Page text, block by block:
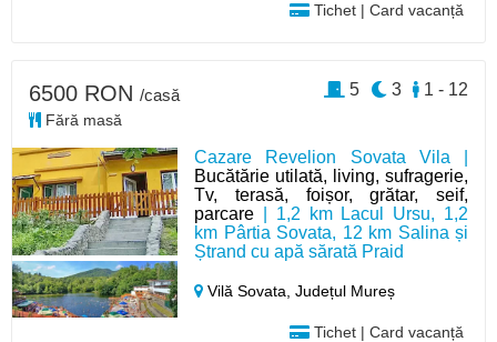
Tichet | Card vacanță
Cazare Revelion Sovata Vila |
Bucătărie utilată, living, sufragerie,
Tv, terasă, foișor, grătar, seif,
parcare | 1,2 km Lacul Ursu, 1,2
km Pârtia Sovata, 12 km Salina și
Ștrand cu apă sărată Praid
Vilă Sovata,Județul Mureș
Tichet | Card vacanță
6500 RON /casă
Fără masă
1 - 12
3
5